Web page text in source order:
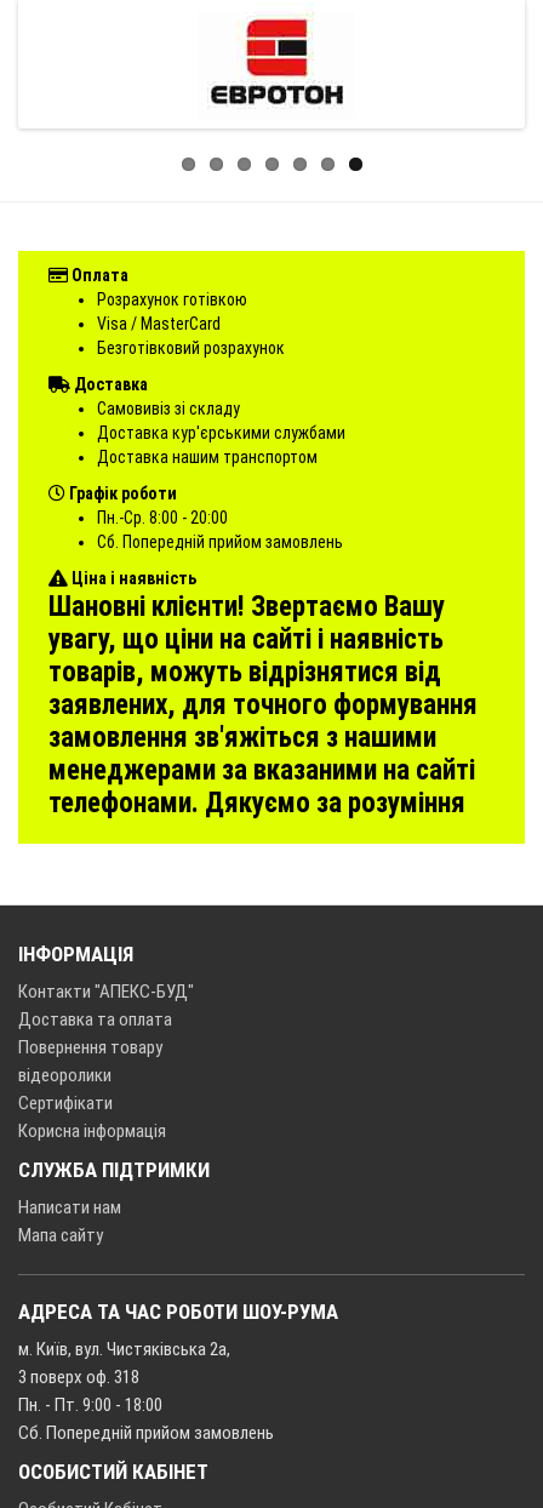
Оплата
Розрахунок готівкою
Visa / MasterCard
Безготівковий розрахунок
Доставка
Самовивіз зі складу
Доставка кур'єрськими службами
Доставка нашим транспортом
Графік роботи
Пн.-Ср. 8:00 - 20:00
Сб. Попередній прийом замовлень
Ціна і наявність
Шановні клієнти! Звертаємо Вашу
увагу, що ціни на сайті і наявність
товарів, можуть відрізнятися від
заявлених, для точного формування
замовлення зв'яжіться з нашими
менеджерами за вказаними на сайті
телефонами. Дякуємо за розуміння
ІНФОРМАЦІЯ
Контакти "АПЕКС-БУД"
Доставка та оплата
Повернення товару
відеоролики
Сертифікати
Корисна інформація
СЛУЖБА ПІДТРИМКИ
Написати нам
Мапа сайту
АДРЕСА ТА ЧАС РОБОТИ ШОУ-РУМА
м. Київ, вул. Чистяківська 2а,
3 поверх оф. 318
Пн. - Пт. 9:00 - 18:00
Сб. Попередній прийом замовлень
ОСОБИСТИЙ КАБІНЕТ